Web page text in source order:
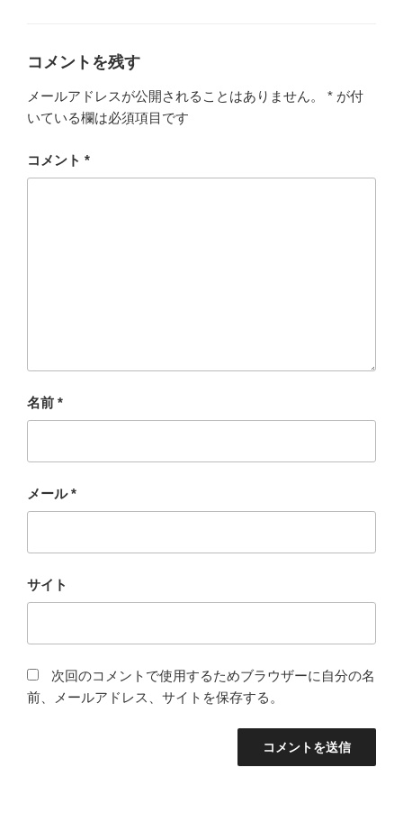
コメントを残す
メールアドレスが公開されることはありません。 * が付
いている欄は必須項目です
コメント *
名前 *
メール*
サイト
次回のコメントで使用するためブラウザーに自分の名
前、メールアドレス、サイトを保存する。